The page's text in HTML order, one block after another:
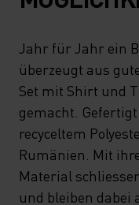
Jahr für Jahr ein
überzeugt aus
Set mit Shirt und
gemacht.
recyceltem
Rumänien. Mit
Material
und bleiben dabei